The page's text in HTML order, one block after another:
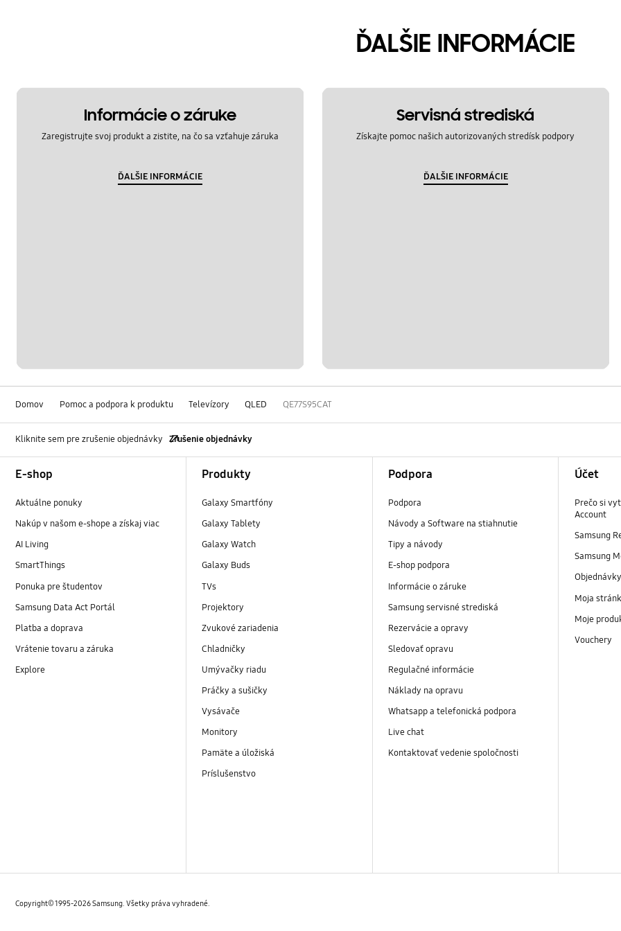
ĎALŠIE INFORMÁCIE
Informácie o záruke
Zaregistrujte svoj produkt a zistite, na čo sa vzťahuje záruka
ĎALŠIE INFORMÁCIE
Servisná strediská
Získajte pomoc našich autorizovaných stredísk podpory
ĎALŠIE INFORMÁCIE
Domov Pomoc a podpora k produktu Televízory QLED QE77S95CAT
Kliknite sem pre zrušenie objednávky Zrušenie objednávky
E-shop
Aktuálne ponuky
Nakúp v našom e-shope a získaj viac
AI Living
SmartThings
Ponuka pre študentov
Samsung Data Act Portál
Platba a doprava
Vrátenie tovaru a záruka
Explore
Produkty
Galaxy Smartfóny
Galaxy Tablety
Galaxy Watch
Galaxy Buds
TVs
Projektory
Zvukové zariadenia
Chladničky
Umývačky riadu
Práčky a sušičky
Vysávače
Monitory
Pamäte a úložiská
Príslušenstvo
Podpora
Podpora
Návody a Software na stiahnutie
Tipy a návody
E-shop podpora
Informácie o záruke
Samsung servisné strediská
Rezervácie a opravy
Sledovať opravu
Regulačné informácie
Náklady na opravu
Whatsapp a telefonická podpora
Live chat
Kontaktovať vedenie spoločnosti
Účet
Prečo si
Account
Samsung
Samsung
Moja
Moje
Vouchery
Copyright© 1995-2026 Samsung. Všetky práva vyhradené.